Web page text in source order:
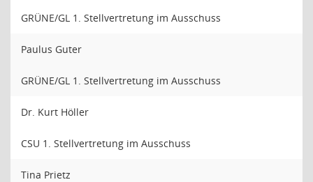
GRÜNE/GL 1. Stellvertretung im Ausschuss
Paulus Guter
GRÜNE/GL 1. Stellvertretung im Ausschuss
Dr. Kurt Höller
CSU 1. Stellvertretung im Ausschuss
Tina Prietz